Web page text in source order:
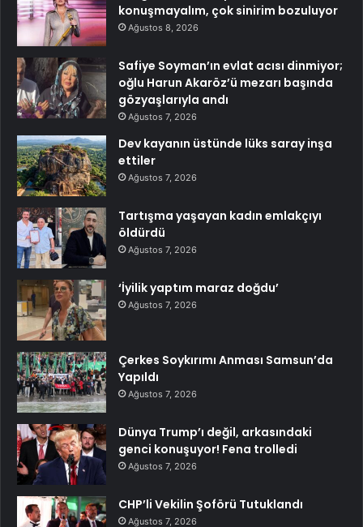
konuşmayalım, çok sinirim bozuluyor
Ağustos 8, 2026
Safiye Soyman’ın evlat acısı dinmiyor;
oğlu Harun Akaröz’ü mezarı başında
gözyaşlarıyla andı
Ağustos 7, 2026
Dev kayanın üstünde lüks saray inşa
ettiler
Ağustos 7, 2026
Tartışma yaşayan kadın emlakçıyı
öldürdü
Ağustos 7, 2026
‘İyilik yaptım maraz doğdu’
Ağustos 7, 2026
Çerkes Soykırımı Anması Samsun’da
Yapıldı
Ağustos 7, 2026
Dünya Trump’ı değil, arkasındaki
genci konuşuyor! Fena trolledi
Ağustos 7, 2026
CHP’li Vekilin Şoförü Tutuklandı
Ağustos 7, 2026